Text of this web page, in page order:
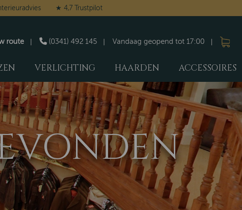
★ 4,7 Trustpilot
Vandaag geopend tot 17:00
(0341) 492 145
route
VERLICHTING HAARDEN ACCESSOIRES